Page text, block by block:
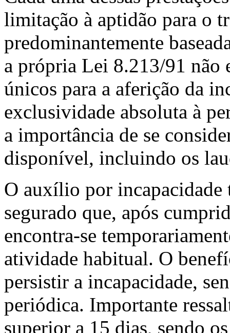
limitação à aptidão para o
predominantemente
a própria Lei 8.213/91 não
únicos para a aferição da
exclusividade absoluta à
a importância de se
disponível, incluindo os
O auxílio por
segurado que, após
encontra-se
atividade habitual. O
persistir a incapacidade,
periódica. Importante
superior a 15 dias, sendo